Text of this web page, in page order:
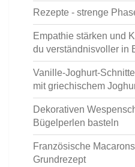
Rezepte - strenge
Empathie stärken und
du verständnisvoller in
Vanille-Joghurt-
mit griechischem
Dekorativen
Bügelperlen basteln
Französische
Grundrezept